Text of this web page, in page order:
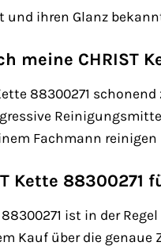
und ihren Glanz
meine CHRIST
88300271
Fachmann reinigen
Kette 88300271
88300271 ist in der
Kauf über die